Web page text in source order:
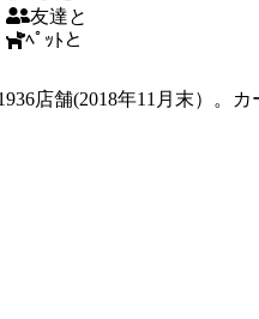
友達と
ﾍﾟｯﾄと
店舗(2018年11月末）。